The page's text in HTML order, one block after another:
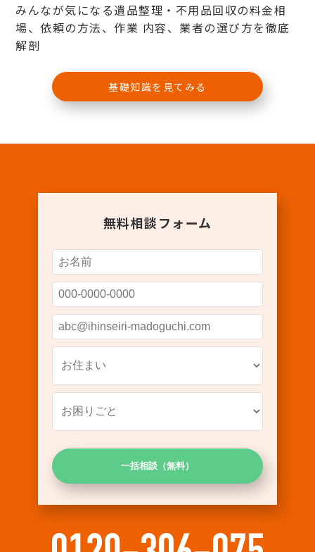
みんなが気になる遺品整理・不用品回収の料金相
場、依頼の方法、作業 内容、業者の選び方を徹底
解剖
基礎知識を見てみる
無料相談フォーム